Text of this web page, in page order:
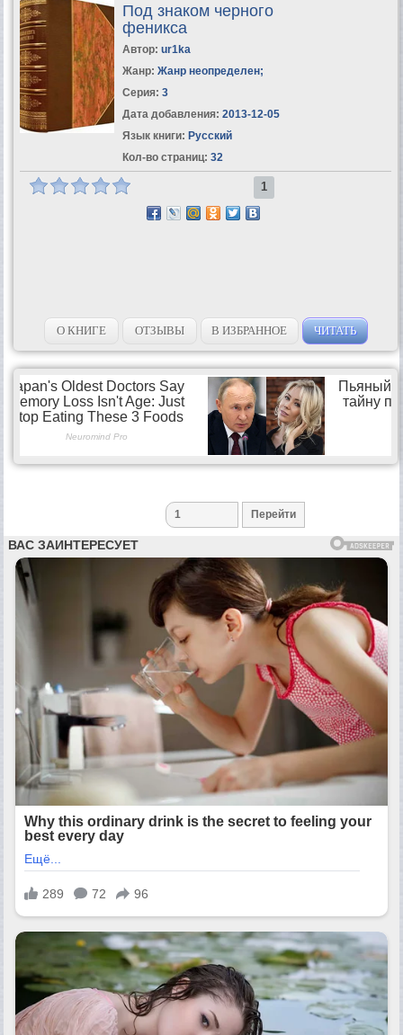
Под знаком черного
феникса
Автор: ur1ka
Жанр: Жанр неопределен;
Серия: 3
Дата добавления: 2013-12-05
Язык книги: Русский
Кол-во страниц: 32
1
О КНИГЕ ОТЗЫВЫ В ИЗБРАННОЕ ЧИТАТЬ